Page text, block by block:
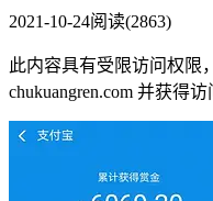
2021-10-24阅读(2863)
此内容具有受限访问权限
chukuangren.com 并获得访